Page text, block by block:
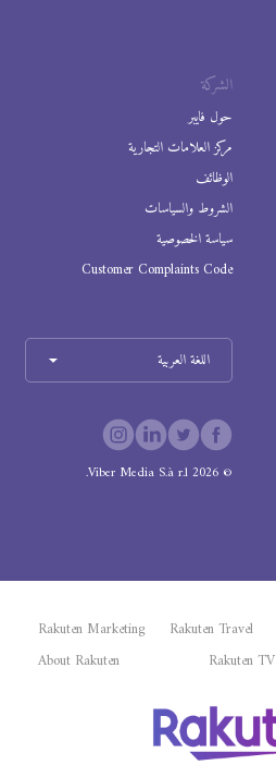
الشركة
حول فايبر
مركز العلامات التجارية
الوظائف
الشروط والسياسات
سياسة الخصوصية
Customer Complaints Code
اللغة العربية
©
2026
Viber Media S.à r.l.
Rakuten Travel
Rakuten Marketing
Rakuten TV
About Rakuten